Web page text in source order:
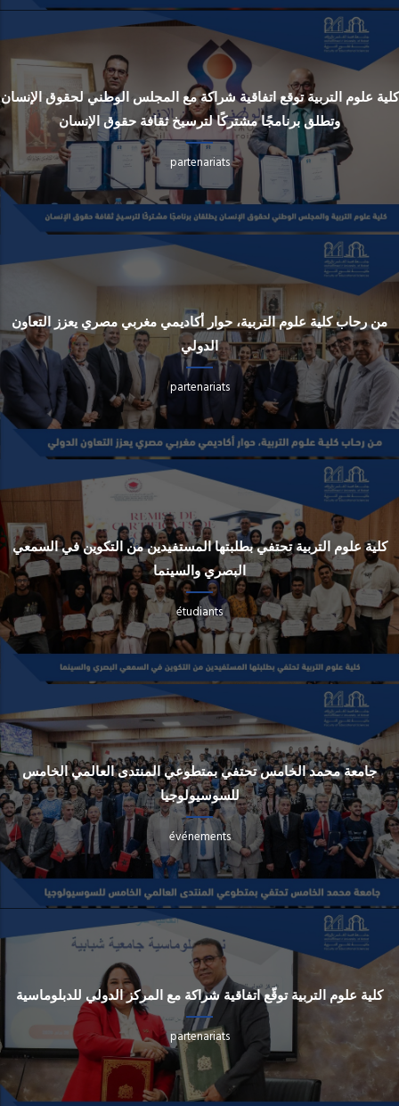
كلية علوم التربية توقع اتفاقية شراكة مع المجلس الوطني لحقوق الإنسان
وتطلق برنامجًا مشتركًا لترسيخ ثقافة حقوق الإنسان
partenariats
من رحاب كلية علوم التربية، حوار أكاديمي مغربي مصري يعزز التعاون
الدولي
partenariats
كلية علوم التربية تحتفي بطلبتها المستفيدين من التكوين في السمعي
البصري والسينما
étudiants
جامعة محمد الخامس تحتفي بمتطوعي المنتدى العالمي الخامس
للسوسيولوجيا
événements
كلية علوم التربية توقّع اتفاقية شراكة مع المركز الدولي للدبلوماسية
partenariats